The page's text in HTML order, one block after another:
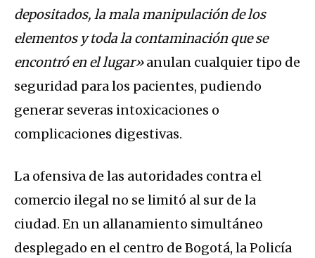
depositados, la mala manipulación de los
elementos y toda la contaminación que se
encontró en el lugar»anulan cualquier tipo de
seguridad para los pacientes, pudiendo
generar severas intoxicaciones o
complicaciones digestivas.
La ofensiva de las autoridades contra el
comercio ilegal no se limitó al sur de la
ciudad. En un allanamiento simultáneo
desplegado en el centro de Bogotá, la Policía